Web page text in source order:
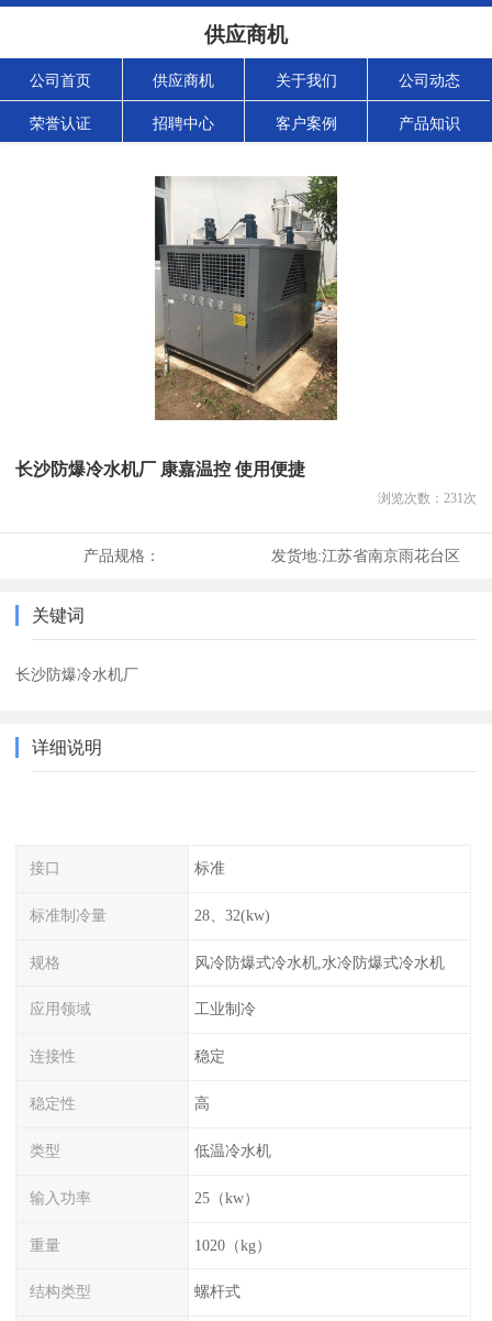
供应商机
公司首页 供应商机 关于我们 公司动态
荣誉认证 招聘中心 客户案例 产品知识
长沙防爆冷水机厂 康嘉温控 使用便捷
浏览次数： 231次
产品规格： 发货地:江苏省南京雨花台区
关键词
长沙防爆冷水机厂
详细说明
接口 标准
标准制冷量 28、32(kw)
规格 风冷防爆式冷水机,水冷防爆式冷水机
应用领域 工业制冷
连接性 稳定
稳定性 高
类型 低温冷水机
输入功率 25（kw）
重量 1020（kg）
结构类型 螺杆式